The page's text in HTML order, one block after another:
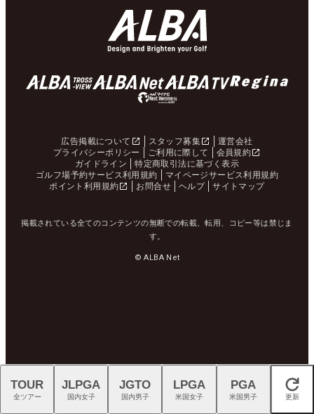
広告掲載について スタッフ募集
運営会社
プライバシーポリシー
ご利用に際して
会員規約
ガイドライン
特定商取引法に基づく表示
ゴルフ場予約サービス利用規約
マイページサービス利用規約
ポイント利用規約
お問合せ ヘルプ サイトマップ
掲載されている全てのコンテンツの無断での転載、転用、コピー等は禁じま
す。
© ALBA Net
閉じる
TOUR
全ツアー
JLPGA
国内女子
JGTO
国内男子
LPGA
米国女子
PGA
米国男子 更新